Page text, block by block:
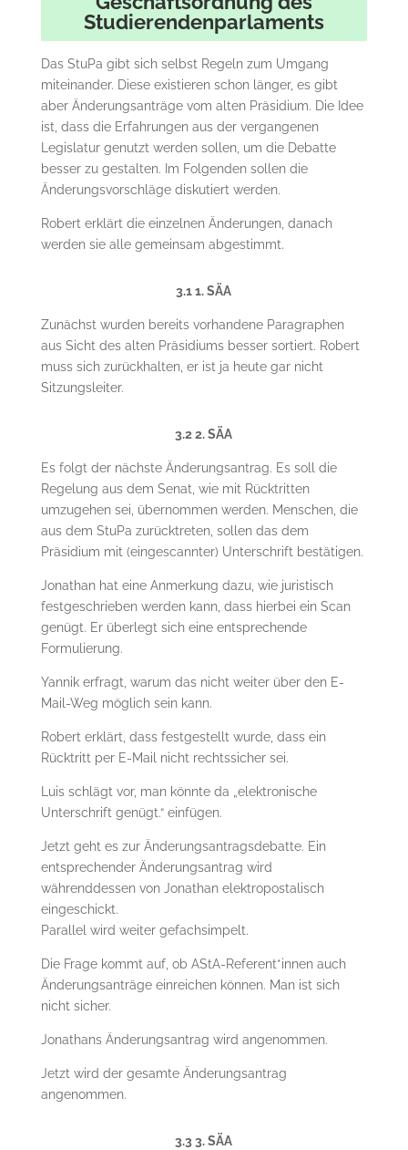
Studierendenparlaments
Das StuPa gibt sich selbst Regeln zum Umgang
miteinander. Diese existieren schon länger, es gibt
aber Änderungsanträge vom alten Präsidium. Die Idee
ist, dass die Erfahrungen aus der vergangenen
Legislatur genutzt werden sollen, um die Debatte
besser zu gestalten. Im Folgenden sollen die
Änderungsvorschläge diskutiert werden.
Robert erklärt die einzelnen Änderungen, danach
werden sie alle gemeinsam abgestimmt.
3.1 1. SÄA
Zunächst wurden bereits vorhandene Paragraphen
aus Sicht des alten Präsidiums besser sortiert. Robert
muss sich zurückhalten, er ist ja heute gar nicht
Sitzungsleiter.
3.2 2. SÄA
Es folgt der nächste Änderungsantrag. Es soll die
Regelung aus dem Senat, wie mit Rücktritten
umzugehen sei, übernommen werden. Menschen, die
aus dem StuPa zurücktreten, sollen das dem
Präsidium mit (eingescannter) Unterschrift bestätigen.
Jonathan hat eine Anmerkung dazu, wie juristisch
festgeschrieben werden kann, dass hierbei ein Scan
genügt. Er überlegt sich eine entsprechende
Formulierung.
Yannik erfragt, warum das nicht weiter über den E-
Mail-Weg möglich sein kann.
Robert erklärt, dass festgestellt wurde, dass ein
Rücktritt per E-Mail nicht rechtssicher sei.
Luis schlägt vor, man könnte da „elektronische
Unterschrift genügt.“ einfügen.
Jetzt geht es zur Änderungsantragsdebatte. Ein
entsprechender Änderungsantrag wird
währenddessen von Jonathan elektropostalisch
eingeschickt.
Parallel wird weiter gefachsimpelt.
Die Frage kommt auf, ob AStA-Referent*innen auch
Änderungsanträge einreichen können. Man ist sich
nicht sicher.
Jonathans Änderungsantrag wird angenommen.
Jetzt wird der gesamte Änderungsantrag
angenommen.
3.3 3. SÄA